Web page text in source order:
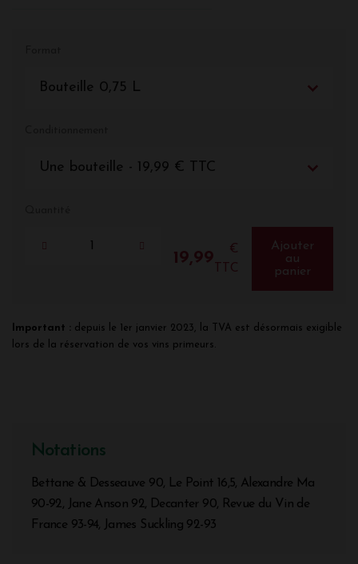
Bouteille 0,75 L
Une bouteille - 19,99 € TTC
19,99
€
TTC
Ajouter
au
panier
Important : depuis le 1er janvier 2023, la TVA est désormais exigible
lors de la réservation de vos vins primeurs.
Notations
Bettane & Desseauve 90, Le Point 16,5, Alexandre Ma
90-92, Jane Anson 92, Decanter 90, Revue du Vin de
France 93-94, James Suckling 92-93